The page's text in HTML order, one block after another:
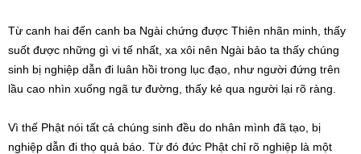
Từ canh hai đến canh ba Ngài chứng được Thiên nhãn minh, thấy
suốt được những gì vi tế nhất, xa xôi nên Ngài bảo ta thấy chúng
sinh bị nghiệp dẫn đi luân hồi trong lục đạo, như người đứng trên
lầu cao nhìn xuống ngã tư đường, thấy kẻ qua người lại rõ ràng.
Vì thế Phật nói tất cả chúng sinh đều do nhân mình đã tạo, bị
nghiệp dẫn đi thọ quả báo. Từ đó đức Phật chỉ rõ nghiệp là một